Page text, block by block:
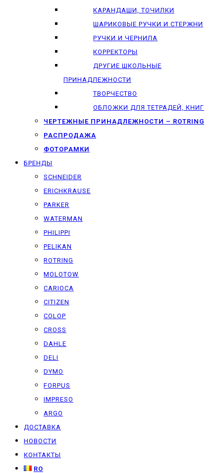
КАРАНДАШИ, ТОЧИЛКИ
ШАРИКОВЫЕ РУЧКИ И СТЕРЖНИ
РУЧКИ И ЧЕРНИЛА
КОРРЕКТОРЫ
ДРУГИЕ ШКОЛЬНЫЕ
ПРИНАДЛЕЖНОСТИ
ТВОРЧЕСТВО
ОБЛОЖКИ ДЛЯ ТЕТРАДЕЙ, КНИГ
ЧЕРТЕЖНЫЕ ПРИНАДЛЕЖНОСТИ – ROTRING
РАСПРОДАЖА
ФОТОРАМКИ
БРЕНДЫ
SCHNEIDER
ERICHKRAUSE
PARKER
WATERMAN
PHILIPPI
PELIKAN
ROTRING
MOLOTOW
CARIOCA
CITIZEN
COLOP
CROSS
DAHLE
DELI
DYMO
FORPUS
IMPRESO
ARGO
ДОСТАВКА
НОВОСТИ
КОНТАКТЫ
RO